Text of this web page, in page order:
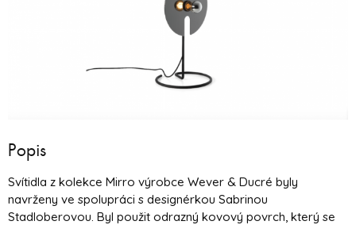
Popis
Svítidla z kolekce Mirro výrobce Wever & Ducré byly
navrženy ve spolupráci s designérkou Sabrinou
Stadloberovou. Byl použit odrazný kovový povrch, který se